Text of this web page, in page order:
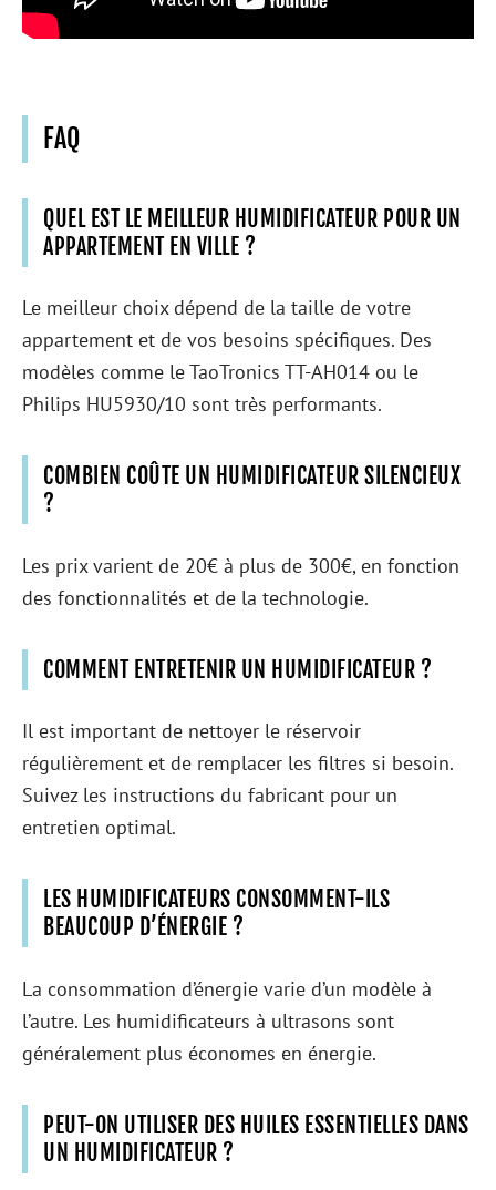
FAQ
QUEL EST LE MEILLEUR HUMIDIFICATEUR POUR UN
APPARTEMENT EN VILLE ?
Le meilleur choix dépend de la taille de votre
appartement et de vos besoins spécifiques. Des
modèles comme le TaoTronics TT-AH014 ou le
Philips HU5930/10 sont très performants.
COMBIEN COÛTE UN HUMIDIFICATEUR SILENCIEUX
?
Les prix varient de 20€ à plus de 300€, en fonction
des fonctionnalités et de la technologie.
COMMENT ENTRETENIR UN HUMIDIFICATEUR ?
Il est important de nettoyer le réservoir
régulièrement et de remplacer les filtres si besoin.
Suivez les instructions du fabricant pour un
entretien optimal.
LES HUMIDIFICATEURS CONSOMMENT-ILS
BEAUCOUP D’ÉNERGIE ?
La consommation d’énergie varie d’un modèle à
l’autre. Les humidificateurs à ultrasons sont
généralement plus économes en énergie.
PEUT-ON UTILISER DES HUILES ESSENTIELLES DANS
UN HUMIDIFICATEUR ?